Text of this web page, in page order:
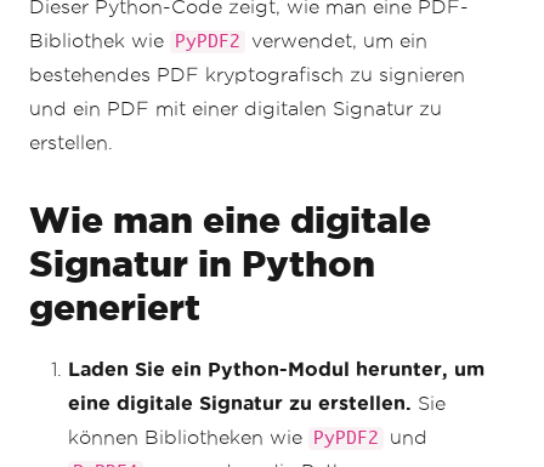
signature.SigningLocation =
"Chicago, USA"
signature
SigningReason
"To show how to
# Step 4. Sign the PDF with the
PdfSignature. Multiple signing
certificates may be used
# Step 5. The PDF is not signed until
saved to file, steam or byte array.
doc.SaveAs("signed.pdf")
Dieser Python-Code zeigt, wie man eine PDF-
Bibliothek wie
PyPDF2
verwendet, um ein
bestehendes PDF kryptografisch zu signieren
und ein PDF mit einer digitalen Signatur zu
erstellen.
Wie man eine digitale
Signatur in Python
generiert
Laden Sie ein Python-Modul herunter, um
eine digitale Signatur zu erstellen. Sie
können Bibliotheken wie
PyPDF2 und